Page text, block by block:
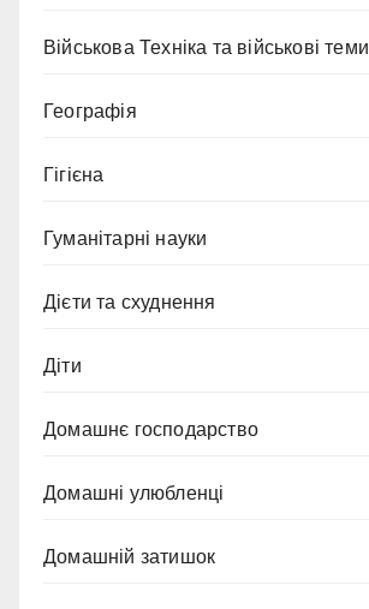
Військова Техніка та військові теми
Географія
Гігієна
Гуманітарні науки
Дієти та схуднення
Діти
Домашнє господарство
Домашні улюбленці
Домашній затишок